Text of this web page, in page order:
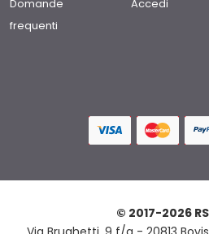
Domande
frequenti
Accedi
© 2017-2026